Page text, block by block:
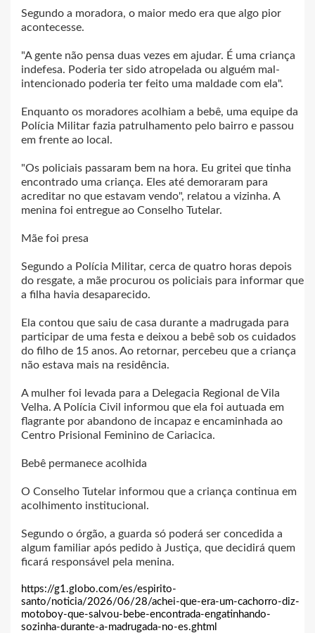
Segundo a moradora, o maior medo era que algo pior
acontecesse.
"A gente não pensa duas vezes em ajudar. É uma criança
indefesa. Poderia ter sido atropelada ou alguém mal-
intencionado poderia ter feito uma maldade com ela".
Enquanto os moradores acolhiam a bebê, uma equipe da
Polícia Militar fazia patrulhamento pelo bairro e passou
em frente ao local.
"Os policiais passaram bem na hora. Eu gritei que tinha
encontrado uma criança. Eles até demoraram para
acreditar no que estavam vendo", relatou a vizinha. A
menina foi entregue ao Conselho Tutelar.
Mãe foi presa
Segundo a Polícia Militar, cerca de quatro horas depois
do resgate, a mãe procurou os policiais para informar que
a filha havia desaparecido.
Ela contou que saiu de casa durante a madrugada para
participar de uma festa e deixou a bebê sob os cuidados
do filho de 15 anos. Ao retornar, percebeu que a criança
não estava mais na residência.
A mulher foi levada para a Delegacia Regional de Vila
Velha. A Polícia Civil informou que ela foi autuada em
flagrante por abandono de incapaz e encaminhada ao
Centro Prisional Feminino de Cariacica.
Bebê permanece acolhida
O Conselho Tutelar informou que a criança continua em
acolhimento institucional.
Segundo o órgão, a guarda só poderá ser concedida a
algum familiar após pedido à Justiça, que decidirá quem
ficará responsável pela menina.
https://g1.globo.com/es/espirito-
santo/noticia/2026/06/28/achei-que-era-um-cachorro-diz-
motoboy-que-salvou-bebe-encontrada-engatinhando-
sozinha-durante-a-madrugada-no-es.ghtml